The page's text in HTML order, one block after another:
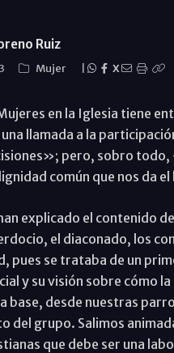
Ruiz
Mujer X
en la Iglesia tiene
llamada a la
pero, sobro todo,
común que nos da
explicado el contenido
el diaconado, los
pues se trataba de un
y su visión sobre cómo
base, desde nuestras
del grupo. Salimos
que debe ser una